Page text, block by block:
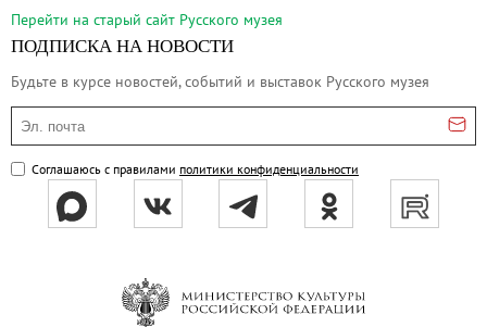
Летний дворец Петра I
Летний сад
Михайловский сад
Западный павильон Михайловского
Восточный павильон Михайловского
Филиал в Кемерово
Клуб Друзей Русского музея
Культурно-просветительские и
Ассоциация художественных музеев
Перейти на cтарый сайт Русского музея
ПОДПИСКА НА НОВОСТИ
Будьте в курсе новостей, событий и выставок Русского музея
Эл. почта
Соглашаюсь с правилами политики конфиденциальности